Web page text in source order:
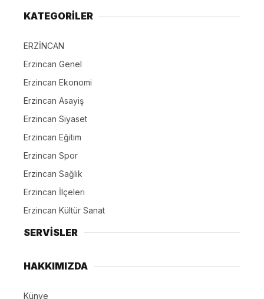
KATEGORİLER
ERZİNCAN
Erzincan Genel
Erzincan Ekonomi
Erzincan Asayiş
Erzincan Siyaset
Erzincan Eğitim
Erzincan Spor
Erzincan Sağlık
Erzincan İlçeleri
Erzincan Kültür Sanat
SERVİSLER
HAKKIMIZDA
Künye